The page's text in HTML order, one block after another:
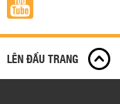
LÊN ĐẦU TRANG